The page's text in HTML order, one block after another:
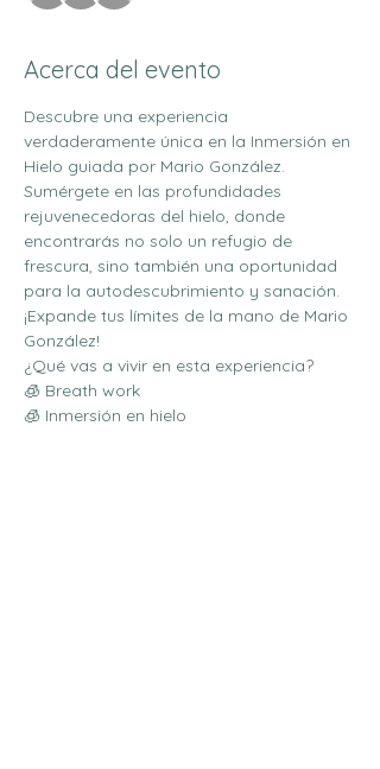
Acerca del evento
Descubre una experiencia
verdaderamente única en la Inmersión en
Hielo guiada por Mario González.
Sumérgete en las profundidades
rejuvenecedoras del hielo, donde
encontrarás no solo un refugio de
frescura, sino también una oportunidad
para la autodescubrimiento y sanación.
¡Expande tus límites de la mano de Mario
González!
¿Qué vas a vivir en esta experiencia?
🧊 Breath work
🧊 Inmersión en hielo